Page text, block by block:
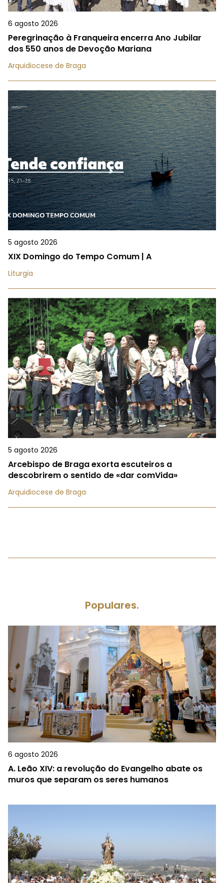
6 agosto 2026
Peregrinação à Franqueira encerra Ano Jubilar
dos 550 anos de Devoção Mariana
Arquidiocese de Braga
5 agosto 2026
XIX Domingo do Tempo Comum | A
Liturgia
5 agosto 2026
Arcebispo de Braga exorta escuteiros a
descobrirem o sentido de «dar comVida»
Arquidiocese de Braga
Populares.
6 agosto 2026
A. Leão XIV: a revolução do Evangelho abate os
muros que separam os seres humanos